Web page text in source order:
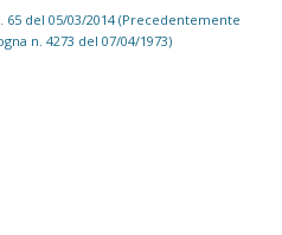
del 05/03/2014 (Precedentemente
n. 4273 del 07/04/1973)